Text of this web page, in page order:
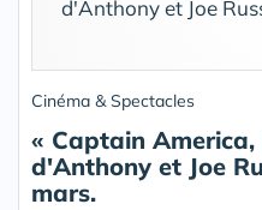
Cinéma & Spectacles
« Captain
d'Anthony et Joe
mars.